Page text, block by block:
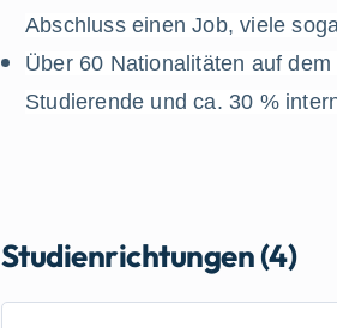
Abschluss einen Job, viele
Über 60 Nationalitäten auf
Studierende und ca. 30 %
Studienrichtungen (4)